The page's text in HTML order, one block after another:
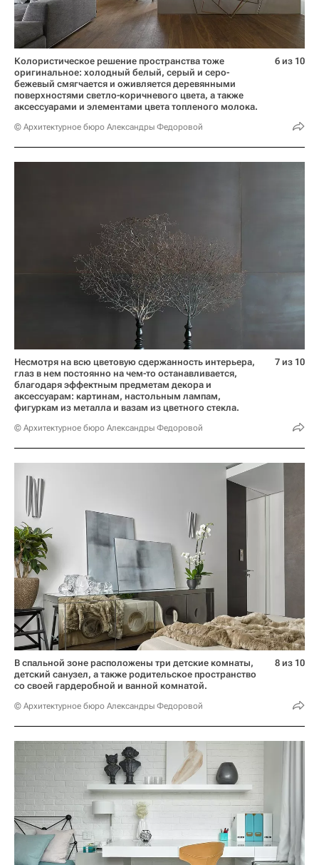
Колористическое решение пространства тоже
оригинальное: холодный белый, серый и серо-
бежевый смягчается и оживляется деревянными
поверхностями светло-коричневого цвета, а также
аксессуарами и элементами цвета топленого молока.
© Архитектурное бюро Александры Федоровой
6 из 10
Несмотря на всю цветовую сдержанность интерьера,
глаз в нем постоянно на чем-то останавливается,
благодаря эффектным предметам декора и
аксессуарам: картинам, настольным лампам,
фигуркам из металла и вазам из цветного стекла.
© Архитектурное бюро Александры Федоровой
7 из 10
В спальной зоне расположены три детские комнаты,
детский санузел, а также родительское пространство
со своей гардеробной и ванной комнатой.
© Архитектурное бюро Александры Федоровой
8 из 10